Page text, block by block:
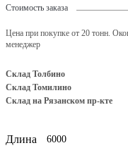
Стоимость заказа
Цена при покупке от 20 тонн.
менеджер
Склад Толбино
Склад Томилино
Склад на Рязанском пр-кте
Длина